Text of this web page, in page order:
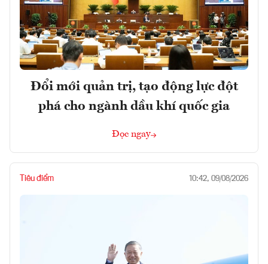
Đổi mới quản trị, tạo động lực đột
phá cho ngành dầu khí quốc gia
Đọc ngay
Tiêu điểm 10:42, 09/08/2026